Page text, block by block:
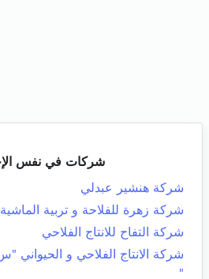
شركات في نفس
شركة هنشير عبدلي
شركة زهرة للفلاحة و تربية الماشية
شركة التفاح للانتاج الفلاحي
شركة الانتاج الفلاحي و الحيواني
"